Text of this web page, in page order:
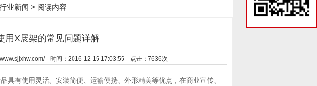
行业新闻 > 阅读内容
用X展架的常见问题详解
时间：2016-12-15 17:03:55 点击：7636次
有使用灵活、安装简便、运输便携、外形精美等优点，在商业宣传、